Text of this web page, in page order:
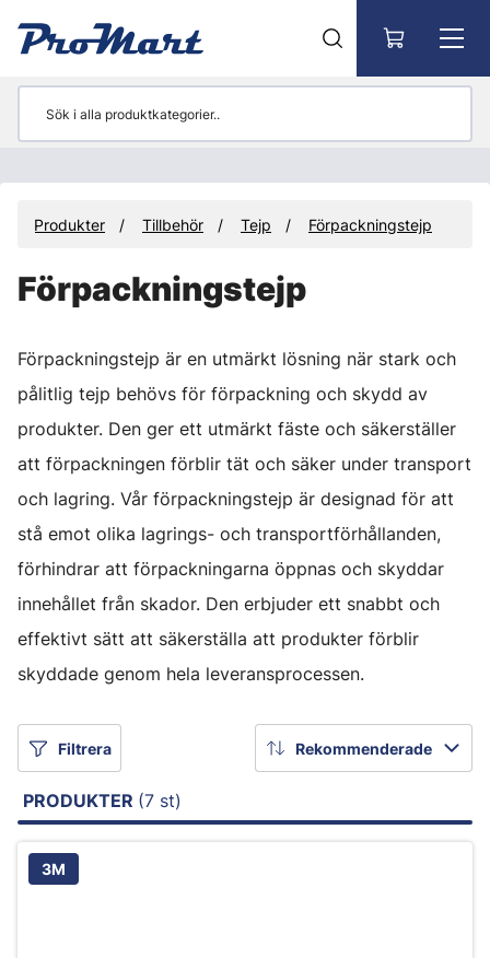
Produkter Tillbehör Tejp Förpackningstejp
Förpackningstejp
Förpackningstejp är en utmärkt lösning när stark och
pålitlig tejp behövs för förpackning och skydd av
produkter. Den ger ett utmärkt fäste och säkerställer
att förpackningen förblir tät och säker under transport
och lagring. Vår förpackningstejp är designad för att
stå emot olika lagrings- och transportförhållanden,
förhindrar att förpackningarna öppnas och skyddar
innehållet från skador. Den erbjuder ett snabbt och
effektivt sätt att säkerställa att produkter förblir
skyddade genom hela leveransprocessen.
Filtrera Rekommenderade
PRODUKTER (7 st)
3M